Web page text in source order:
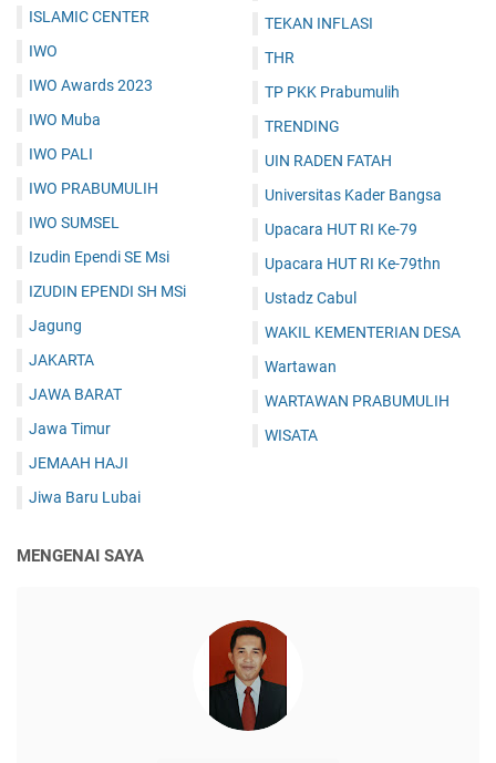
ISLAMIC CENTER
IWO
IWO Awards 2023
IWO Muba
IWO PALI
IWO PRABUMULIH
IWO SUMSEL
Izudin Ependi SE Msi
IZUDIN EPENDI SH MSi
Jagung
JAKARTA
JAWA BARAT
Jawa Timur
JEMAAH HAJI
Jiwa Baru Lubai
TEKAN INFLASI
THR
TP PKK Prabumulih
TRENDING
UIN RADEN FATAH
Universitas Kader Bangsa
Upacara HUT RI Ke-79
Upacara HUT RI Ke-79thn
Ustadz Cabul
WAKIL KEMENTERIAN DESA
Wartawan
WARTAWAN PRABUMULIH
WISATA
MENGENAI SAYA